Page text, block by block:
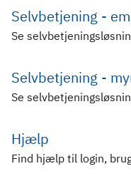
Selvbetjening -
Se
Selvbetjening -
Se
Hjælp
Find hjælp til login,